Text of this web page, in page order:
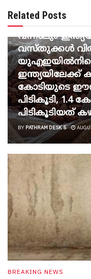
Related Posts
നടക്കില്ല
വന്നാലും
വസ്തുക്കൾ
ഇന്ത്യയിലേക്ക്
കോടിയുടെ
പിടികൂടി, 1.4
പിടികൂടിയത്
BY PATHRAM DESK 5
BREAKING NEWS